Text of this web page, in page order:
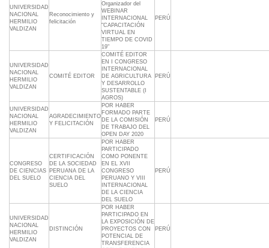
UNIVERSIDAD
NACIONAL
HERMILIO
VALDIZAN
Reconocimiento y
felicitación
Organizador del
WEBINAR
INTERNACIONAL
"CAPACITACIÓN
VIRTUAL EN
TIEMPO DE COVID
19"
PERÚ
UNIVERSIDAD
NACIONAL
HERMILIO
VALDIZAN
COMITÉ EDITOR
COMITÉ EDITOR
EN I CONGRESO
INTERNACIONAL
DE AGRICULTURA
Y DESARROLLO
SUSTENTABLE (I
AGROS)
PERÚ
UNIVERSIDAD
NACIONAL
HERMILIO
VALDIZAN
AGRADECIMIENTO
Y FELICITACIÓN
POR HABER
FORMADO PARTE
DE LA COMISIÓN
DE TRABAJO DEL
OPEN DAY 2020
PERÚ
CONGRESO
DE CIENCIAS
DEL SUELO
CERTIFICACIÓN
DE LA SOCIEDAD
PERUANA DE LA
CIENCIA DEL
SUELO
POR HABER
PARTICIPADO
COMO PONENTE
EN EL XVII
CONGRESO
PERUANO Y VIII
INTERNACIONAL
DE LA CIENCIA
DEL SUELO
PERÚ
UNIVERSIDAD
NACIONAL
HERMILIO
VALDIZAN
DISTINCIÓN
POR HABER
PARTICIPADO EN
LA EXPOSICIÓN DE
PROYECTOS CON
POTENCIAL DE
TRANSFERENCIA
PERÚ